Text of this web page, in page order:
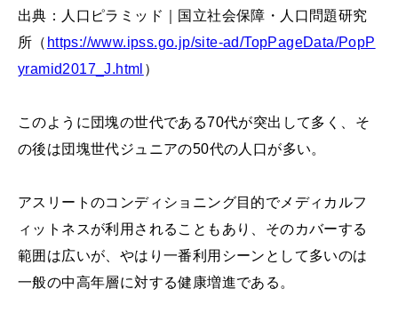
出典：人口ピラミッド｜国立社会保障・人口問題研究
所（ https://www.ipss.go.jp/site-ad/TopPageData/PopP
yramid2017_J.html ）
このように団塊の世代である70代が突出して多く、そ
の後は団塊世代ジュニアの50代の人口が多い。
アスリートのコンディショニング目的でメディカルフ
ィットネスが利用されることもあり、そのカバーする
範囲は広いが、やはり一番利用シーンとして多いのは
一般の中高年層に対する健康増進である。